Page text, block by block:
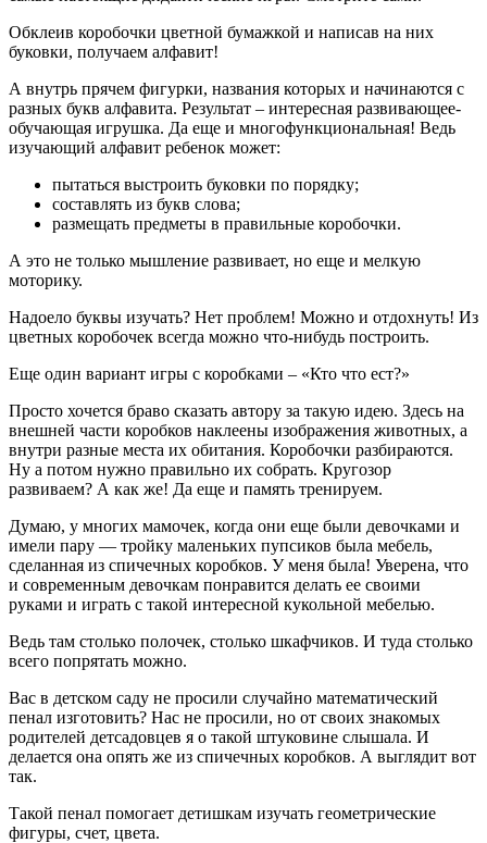
Обклеив коробочки цветной бумажкой и написав на них
буковки, получаем алфавит!
А внутрь прячем фигурки, названия которых и начинаются с
разных букв алфавита. Результат – интересная развивающее-
обучающая игрушка. Да еще и многофункциональная! Ведь
изучающий алфавит ребенок может:
пытаться выстроить буковки по порядку;
составлять из букв слова;
размещать предметы в правильные коробочки.
А это не только мышление развивает, но еще и мелкую
моторику.
Надоело буквы изучать? Нет проблем! Можно и отдохнуть! Из
цветных коробочек всегда можно что-нибудь построить.
Еще один вариант игры с коробками – «Кто что ест?»
Просто хочется браво сказать автору за такую идею. Здесь на
внешней части коробков наклеены изображения животных, а
внутри разные места их обитания. Коробочки разбираются.
Ну а потом нужно правильно их собрать. Кругозор
развиваем? А как же! Да еще и память тренируем.
Думаю, у многих мамочек, когда они еще были девочками и
имели пару — тройку маленьких пупсиков была мебель,
сделанная из спичечных коробков. У меня была! Уверена, что
и современным девочкам понравится делать ее своими
руками и играть с такой интересной кукольной мебелью.
Ведь там столько полочек, столько шкафчиков. И туда столько
всего попрятать можно.
Вас в детском саду не просили случайно математический
пенал изготовить? Нас не просили, но от своих знакомых
родителей детсадовцев я о такой штуковине слышала. И
делается она опять же из спичечных коробков. А выглядит вот
так.
Такой пенал помогает детишкам изучать геометрические
фигуры, счет, цвета.